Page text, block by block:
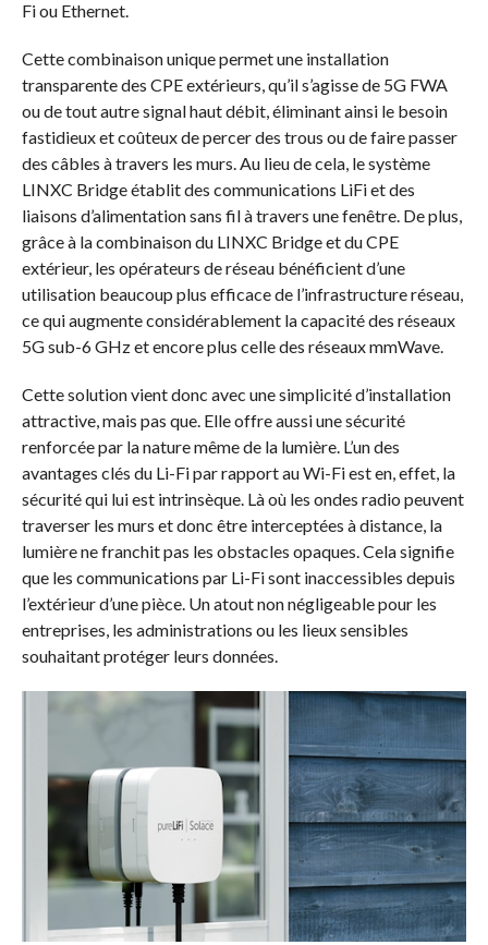
Fi ou Ethernet.
Cette combinaison unique permet une installation
transparente des CPE extérieurs, qu’il s’agisse de 5G FWA
ou de tout autre signal haut débit, éliminant ainsi le besoin
fastidieux et coûteux de percer des trous ou de faire passer
des câbles à travers les murs. Au lieu de cela, le système
LINXC Bridge établit des communications LiFi et des
liaisons d’alimentation sans fil à travers une fenêtre. De plus,
grâce à la combinaison du LINXC Bridge et du CPE
extérieur, les opérateurs de réseau bénéficient d’une
utilisation beaucoup plus efficace de l’infrastructure réseau,
ce qui augmente considérablement la capacité des réseaux
5G sub-6 GHz et encore plus celle des réseaux mmWave.
Cette solution vient donc avec une simplicité d’installation
attractive, mais pas que. Elle offre aussi une sécurité
renforcée par la nature même de la lumière. L’un des
avantages clés du Li-Fi par rapport au Wi-Fi est en, effet, la
sécurité qui lui est intrinsèque. Là où les ondes radio peuvent
traverser les murs et donc être interceptées à distance, la
lumière ne franchit pas les obstacles opaques. Cela signifie
que les communications par Li-Fi sont inaccessibles depuis
l’extérieur d’une pièce. Un atout non négligeable pour les
entreprises, les administrations ou les lieux sensibles
souhaitant protéger leurs données.